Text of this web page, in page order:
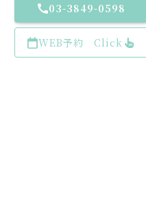
03-3849-0598
WEB予約 Click